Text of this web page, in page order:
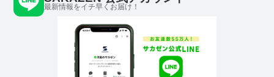
最新情報をイチ早くお届け！